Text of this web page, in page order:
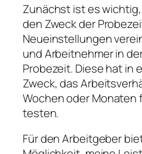
Zunächst ist es
den Zweck der
Neueinstellungen
und Arbeitnehmer in
Probezeit. Diese hat in
Zweck, das
Wochen oder Monaten
testen.
Für den Arbeitgeber